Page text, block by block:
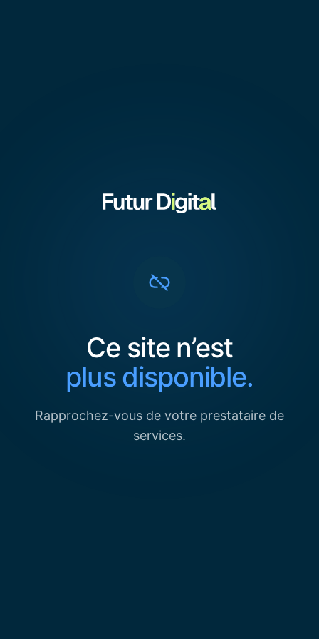
Ce site n’est
plus disponible.
Rapprochez-vous de votre prestataire de
services.